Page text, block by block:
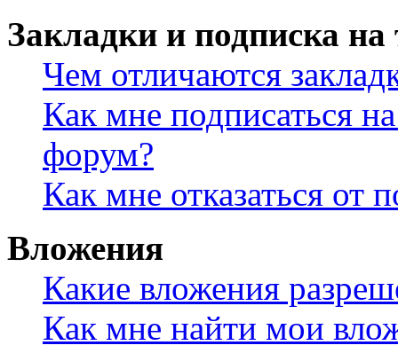
Закладки и подписка
Чем отличаются
Как мне подписаться
форум?
Как мне отказаться от
Вложения
Какие вложения
Как мне найти мои